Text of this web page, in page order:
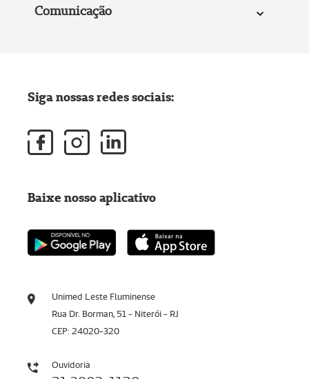
Comunicação
Unimed Leste Fluminense
Rua Dr. Borman, 51 - Niterói - RJ
CEP: 24020-320
Ouvidoria
Siga nossas redes sociais:
Baixe nosso aplicativo